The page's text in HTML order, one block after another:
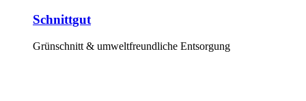
Schnittgut
Grünschnitt & umweltfreundliche Entsorgung